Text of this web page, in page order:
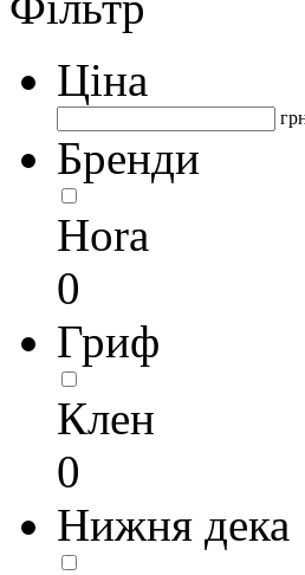
Ціна
Бренди
Hora
0
Гриф
Клен
0
Нижня дека